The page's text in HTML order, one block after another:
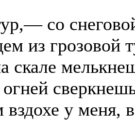
со
из грозовой
скале
вздохе у